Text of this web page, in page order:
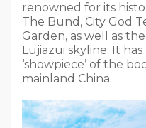
renowned for its
The Bund, City God
Garden, as well as
Lujiazui skyline. It
‘showpiece’ of the
mainland China.